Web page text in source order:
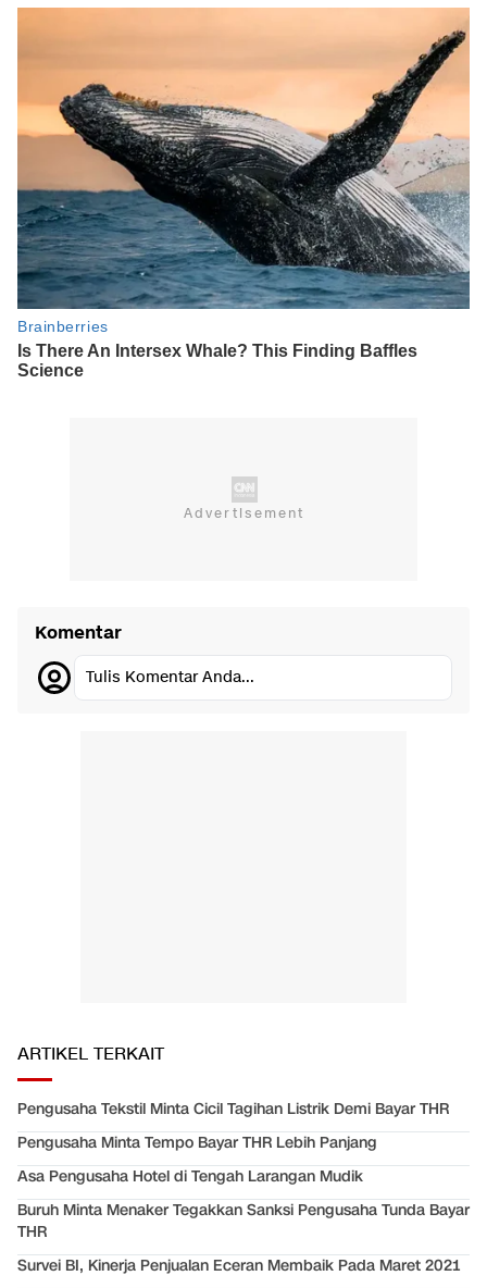
Komentar
Tulis Komentar Anda...
ARTIKEL TERKAIT
Pengusaha Tekstil Minta Cicil Tagihan Listrik Demi Bayar THR
Pengusaha Minta Tempo Bayar THR Lebih Panjang
Asa Pengusaha Hotel di Tengah Larangan Mudik
Buruh Minta Menaker Tegakkan Sanksi Pengusaha Tunda Bayar
THR
Survei BI, Kinerja Penjualan Eceran Membaik Pada Maret 2021